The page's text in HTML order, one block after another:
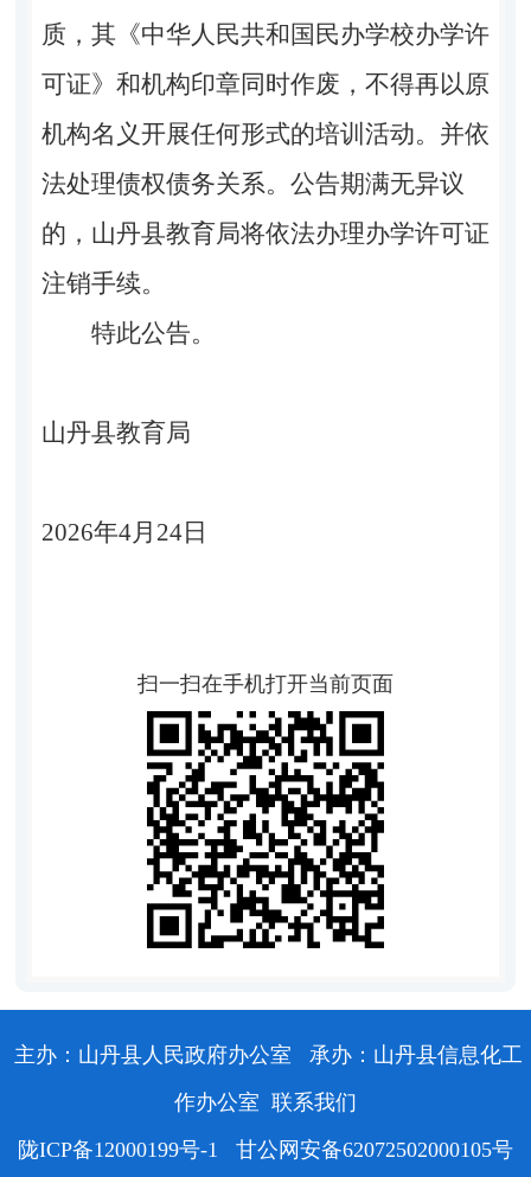
质，其《中华人民共和国民办学校办学许
可证》和机构印章同时作废，不得再以原
机构名义开展任何形式的培训活动。 并依
法处理债权债务关系。公告期满无异议
的， 山丹县教育局将依法办理办学许可证
注销手续。
特此公告。
山丹县教育局
2026年4月 24日
扫一扫在手机打开当前页面
主办：山丹县人民政府办公室
承办：山丹县信息化工
作办公室 联系我们
陇ICP备12000199号-1
甘公网安备62072502000105号